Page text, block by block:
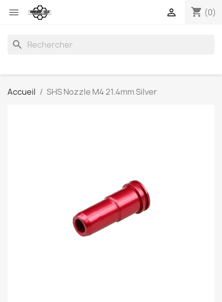
 shopping_cart (0)

search
Accueil SHS Nozzle M4 21.4mm Silver